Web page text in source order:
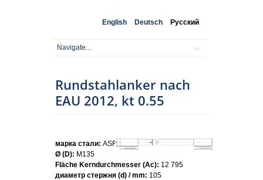
English Deutsch Русский
Rundstahlanker nach
EAU 2012, kt 0.55
марка стали: ASF500
Ø (D): M135
Fläche Kerndurchmesser (Ac): 12 795
диаметр стержня (d) / mm: 105